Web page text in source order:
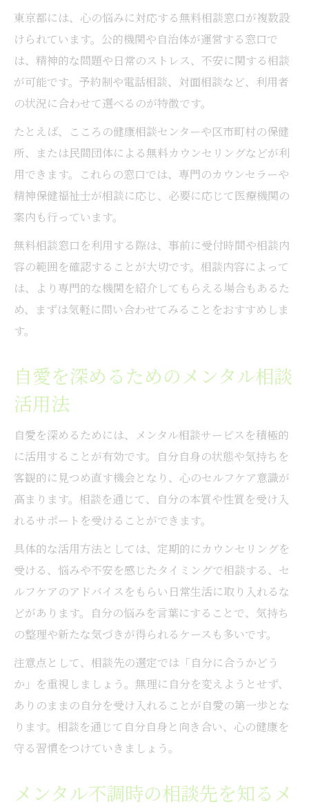
東京都には、心の悩みに対応する無料相談窓口が複数設
けられています。公的機関や自治体が運営する窓口で
は、精神的な問題や日常のストレス、不安に関する相談
が可能です。予約制や電話相談、対面相談など、利用者
の状況に合わせて選べるのが特徴です。
たとえば、こころの健康相談センターや区市町村の保健
所、または民間団体による無料カウンセリングなどが利
用できます。これらの窓口では、専門のカウンセラーや
精神保健福祉士が相談に応じ、必要に応じて医療機関の
案内も行っています。
無料相談窓口を利用する際は、事前に受付時間や相談内
容の範囲を確認することが大切です。相談内容によって
は、より専門的な機関を紹介してもらえる場合もあるた
め、まずは気軽に問い合わせてみることをおすすめしま
す。
自愛を深めるためのメンタル相談
活用法
自愛を深めるためには、メンタル相談サービスを積極的
に活用することが有効です。自分自身の状態や気持ちを
客観的に見つめ直す機会となり、心のセルフケア意識が
高まります。相談を通じて、自分の本質や性質を受け入
れるサポートを受けることができます。
具体的な活用方法としては、定期的にカウンセリングを
受ける、悩みや不安を感じたタイミングで相談する、セ
ルフケアのアドバイスをもらい日常生活に取り入れるな
どがあります。自分の悩みを言葉にすることで、気持ち
の整理や新たな気づきが得られるケースも多いです。
注意点として、相談先の選定では「自分に合うかどう
か」を重視しましょう。無理に自分を変えようとせず、
ありのままの自分を受け入れることが自愛の第一歩とな
ります。相談を通じて自分自身と向き合い、心の健康を
守る習慣をつけていきましょう。
メンタル不調時の相談先を知るメ